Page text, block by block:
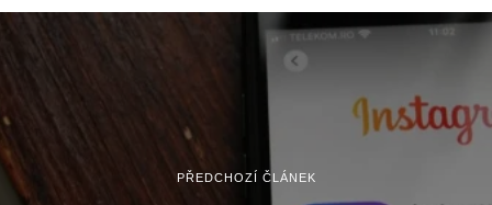
PŘEDCHOZÍ ČLÁNEK